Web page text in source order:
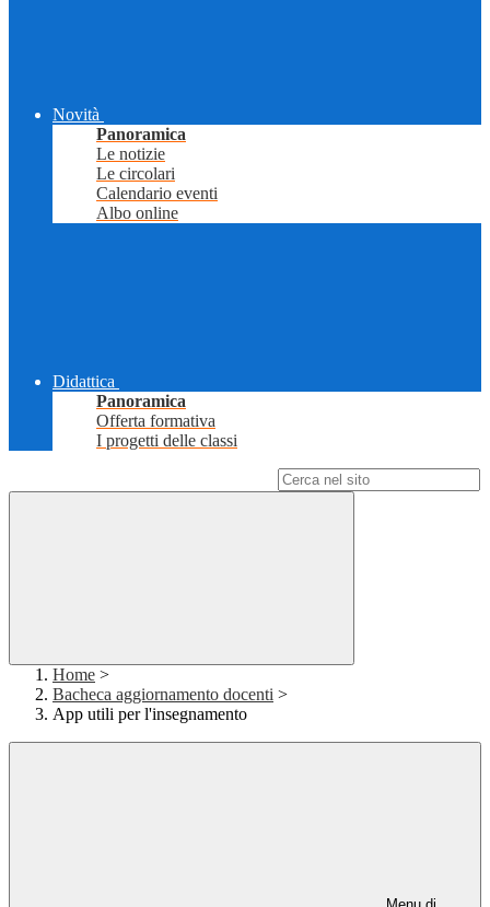
Novità
Panoramica
Le notizie
Le circolari
Calendario eventi
Albo online
Didattica
Panoramica
Offerta formativa
I progetti delle classi
Home >
Bacheca aggiornamento docenti >
App utili per l'insegnamento